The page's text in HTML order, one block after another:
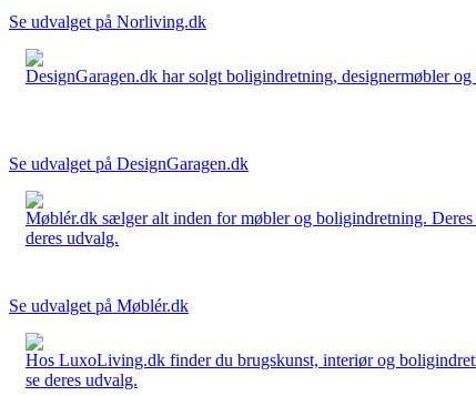
Se udvalget på Norliving.dk
DesignGaragen.dk har solgt boligindretning, designermøbler
Se udvalget på DesignGaragen.dk
Møblér.dk sælger alt inden for møbler og boligindretning.
deres udvalg.
Se udvalget på Møblér.dk
Hos LuxoLiving.dk finder du brugskunst, interiør og
se deres udvalg.